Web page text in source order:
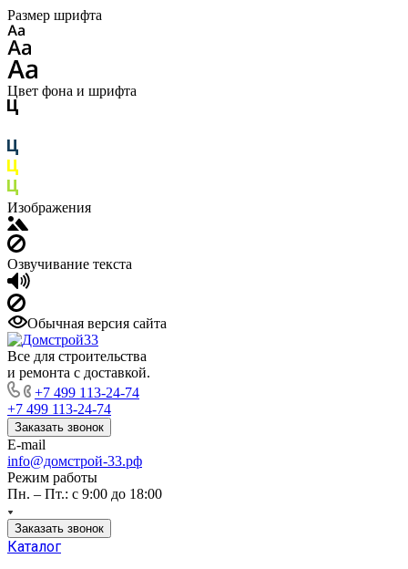
Размер шрифта
Цвет фона и шрифта
Изображения
Озвучивание текста
Обычная версия сайта
Все для строительства
и ремонта с доставкой.
+7 499 113-24-74
+7 499 113-24-74
Заказать звонок
E-mail
info@домстрой-33.рф
Режим работы
Пн. – Пт.: с 9:00 до 18:00
Заказать звонок
Каталог